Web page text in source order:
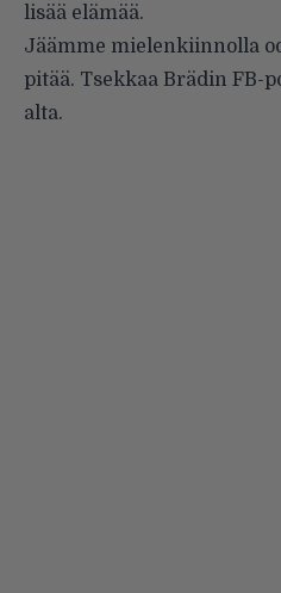
lisää elämää.
Jäämme mielenkiinnolla
pitää. Tsekkaa Brädin FB-
alta.